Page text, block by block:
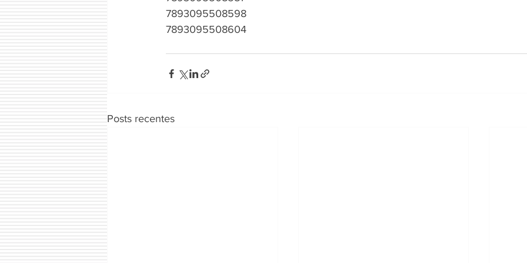
7893095508598
7893095508604
Posts recentes